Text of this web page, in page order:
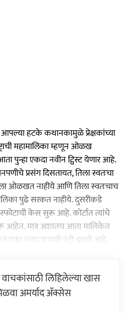
हटके कथानकामुळे प्रेक्षकांच्या
महामालिका म्हणून ओळख
पुन्हा एकदा नवीन ट्विस्ट येणार आहे.
प्रसंग दिसतायत, तिला स्वतःचा
ओळखत नाहीये आणि तिला स्वतःचाच
पुढे सरकत नाहीये. दुसरीकडे
केस सुरू आहे. कोर्टात त्यांचे
आहेत. मात्र अशातच आता मालिकेत
नव्या पात्राची एंट्री झाली आहे.
लिहिलेल्या खास
अमर्याद ॲक्सेस